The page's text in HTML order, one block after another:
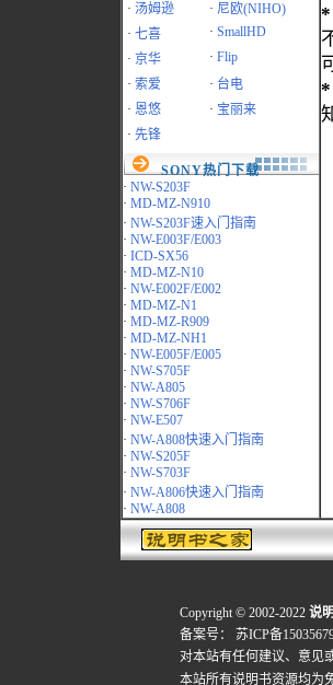
· 汤姆逊 · 尼欧(NIHO)
· 七喜 · SmallHD
· 京华 · Flip
· 索爱 · 台电
· 恩悠 · 宝丽来
· 先锋
SONY热门下载
· NW-S203F
· MD-MZ-N910
· NW-S203F速入门指南
· NW-E003F/E003
· ICD-SX56
· MD-MZ-N10
· NW-E002F/E002
· MD-MZ-N1
· MD-MZ-R909
· MD-MZ-NH1
· NW-E005F/E005
· NW-S705F
· NW-A805
· NW-S706F
· NW-E507
· NW-A808快速入门指南
· NW-S205F
· NW-S703F
· NW-A806快速入门指南
· NW-A808
*
*
Copyright © 2002-2022 说
备案号：
苏ICP备
对本站有任何建议、意见
本站所有说明书资源均为